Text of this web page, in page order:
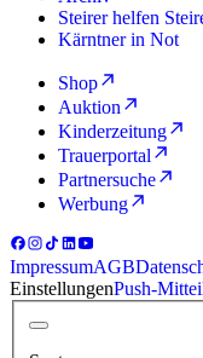
Steirer helfen
Kärntner in Not
Shop
Auktion
Kinderzeitung
Trauerportal
Partnersuche
Werbung
ImpressumAGB
EinstellungenPush-